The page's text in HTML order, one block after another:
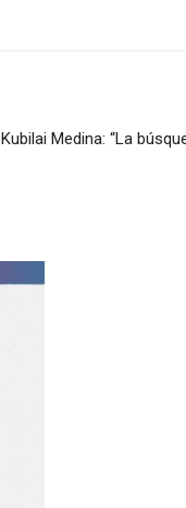
Kubilai Medina: “La